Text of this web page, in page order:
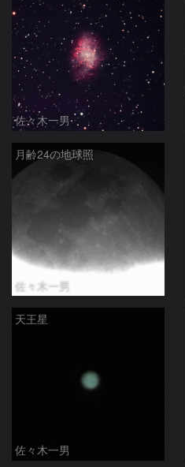
佐々木一男
月齢24の地球照
佐々木一男
天王星
佐々木一男